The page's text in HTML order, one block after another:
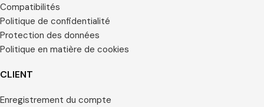
Compatibilités
Politique de confidentialité
Protection des données
Politique en matière de cookies
CLIENT
Enregistrement du compte